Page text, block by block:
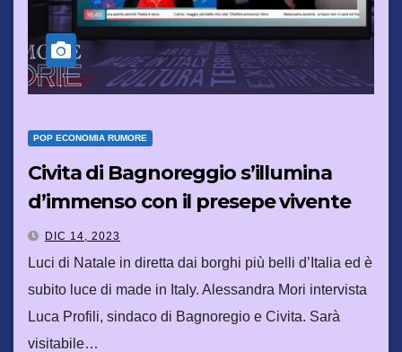
POP ECONOMIA RUMORE
Civita di Bagnoreggio s’illumina
d’immenso con il presepe vivente
DIC 14, 2023
Luci di Natale in diretta dai borghi più belli d’Italia ed è
subito luce di made in Italy. Alessandra Mori intervista
Luca Profili, sindaco di Bagnoregio e Civita. Sarà
visitabile…